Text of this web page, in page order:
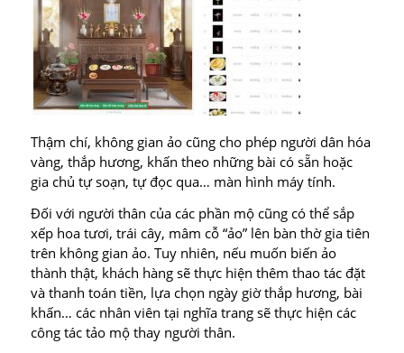
Thậm chí, không gian ảo cũng cho phép người dân hóa
vàng, thắp hương, khấn theo những bài có sẵn hoặc
gia chủ tự soạn, tự đọc qua… màn hình máy tính.
Đối với người thân của các phần mộ cũng có thể sắp
xếp hoa tươi, trái cây, mâm cỗ “ảo” lên bàn thờ gia tiên
trên không gian ảo. Tuy nhiên, nếu muốn biến ảo
thành thật, khách hàng sẽ thực hiện thêm thao tác đặt
và thanh toán tiền, lựa chọn ngày giờ thắp hương, bài
khấn… các nhân viên tại nghĩa trang sẽ thực hiện các
công tác tảo mộ thay người thân.